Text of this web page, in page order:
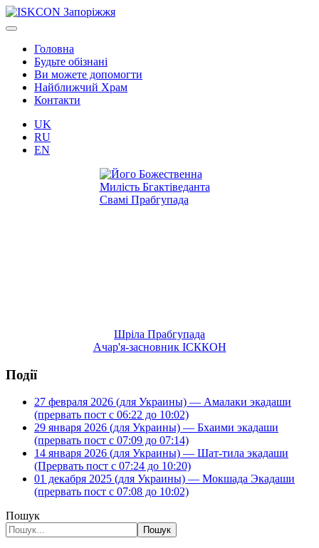
Головна
Будьте обізнані
Ви можете допомогти
Найближчий Храм
Контакти
UK
RU
EN
Шріла Прабгупада
Ачар'я-засновник ІСККОН
Події
27 февраля 2026 (для Украины) — Амалаки экадаши
(прервать пост с 06:22 до 10:02)
29 января 2026 (для Украины) — Бхаими экадаши
(прервать пост с 07:09 до 07:14)
14 января 2026 (для Украины) — Шат-тила экадаши
(Прервать пост с 07:24 до 10:20)
01 декабря 2025 (для Украины) — Мокшада Экадаши
(прервать пост с 07:08 до 10:02)
Пошук
Пошук